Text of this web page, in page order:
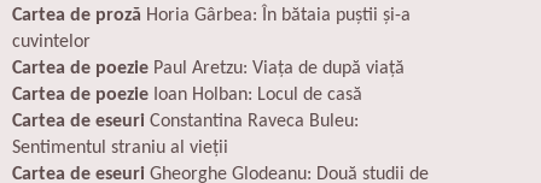
Cartea de proză Horia Gârbea: În bătaia puștii și-a
cuvintelor
Cartea de poezie Paul Aretzu: Viața de după viață
Cartea de poezie Ioan Holban: Locul de casă
Cartea de eseuri Constantina Raveca Buleu:
Sentimentul straniu al vieții
Cartea de eseuri Gheorghe Glodeanu: Două studii de